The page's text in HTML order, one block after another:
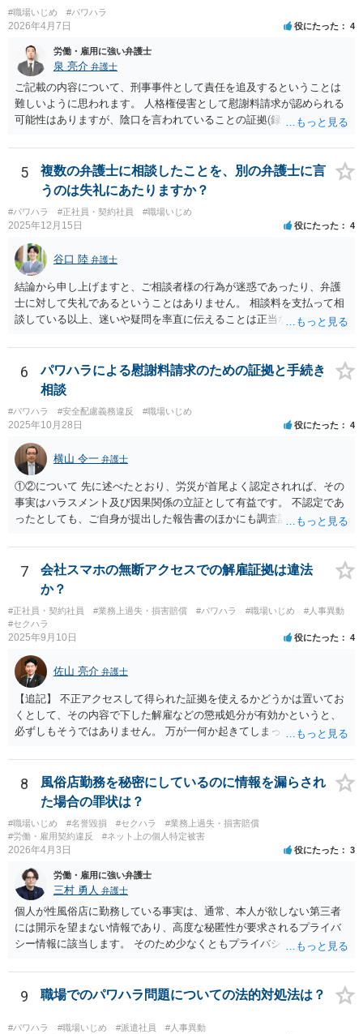
#職場いじめ #パワハラ
2026年4月7日 役にたった 4
労働・雇用に強い弁護士
泉 亮介 弁護士
ご記載の内容について、刑事事件として責任を追及するということは
難しいように思われます。 人格権侵害として慰謝料請求が認められる
可能性はありますが、陰口を言われていることの証拠(録音等)が必要と
5
複数の弁護士に相談したことを、別の弁護士に言
うのは失礼にあたりますか？
#パワハラ #正社員・契約社員 #職場いじめ
2025年12月15日 役にたった 4
谷口 陸 弁護士
結論から申し上げますと、ご相談者様の行為が迷惑であったり、弁護
士に対して失礼であるということはありません。 相談料を支払って相
談している以上、迷いや疑問を率直に伝えることは正当な行為です。
に解決している中で個人を訴える案件は、法的・実務的にハードルが
高く、実益も乏しいと判断されやすいため、対応をためらう弁護士が
多いという事情があります。ただし、それを理由に怒鳴ったり感情的
に対応することは、適切とは言えません。 また、複数の弁護士に相談
すること自体も全く失礼ではありません。相性や考え方を見極めるた
めに意見を聞くことは、ごく自然なことです。 本件は「法的に可能
か」と「お気持ちの整理」との間で悩まれている状況と拝察します。
結果の見通しや実益を踏まえつつ、納得できる判断ができるよう、冷
静に話を聞いてくれる弁護士を選ばれることが大切だと思います。 少
しでもご参考になれば幸いです。
6
パワハラによる慰謝料請求のための証拠と手続き
相談
#パワハラ #安全配慮義務違反 #職場いじめ
2025年10月28日 役にたった 4
横山 令一 弁護士
①②について 先に述べたとおり、労災が首尾よく認定されれば、その
事実はハラスメント及び因果関係の立証として有益です。 不認定であ
ったとしても、ご自身が提出した報告書のほかにも調査記録が残ると
請をしておくことをお勧めします。 ③について 「会社への請求を行わ
ない」という文言に上司個人を含むとは解釈しえませんので、お見込
みのとおり、上司個人への影響は考えられません。
7
会社スマホの無断アクセスでの解雇証拠は違法
か？
#正社員・契約社員 #業務上過失・損害賠償 #パワハラ #職場いじめ
#人事異動
#セクハラ
2025年9月10日 役にたった 4
佐山 亮介 弁護士
【追記】 不正アクセスして得られた証拠を使えるかどうかは置いてお
くとして、その内容で下した解雇などの懲戒処分が有効かというと、
必ずしもそうではありません。 万が一何か起きてしまった場合は処分
8
風俗店勤務を秘密にしているのに情報を漏らされ
た場合の罪状は？
#職場いじめ #名誉毀損 #セクハラ
#業務上過失・損害賠償
#労働・雇用契約違反
#ネット上の個人特定被害
2026年4月3日 役にたった 3
労働・雇用に強い弁護士
三村 勇人 弁護士
個人が性風俗店に勤務している事実は、通常、本人が欲しない第三者
には開示を望まない情報であり、高度な秘匿性が要求されるプライバ
シー情報に該当します。 そのため少なくともプライバシー権侵害にあ
われます。
9 職場でのパワハラ問題についての法的対処法は？
#パワハラ #職場いじめ #派遣社員 #人事異動